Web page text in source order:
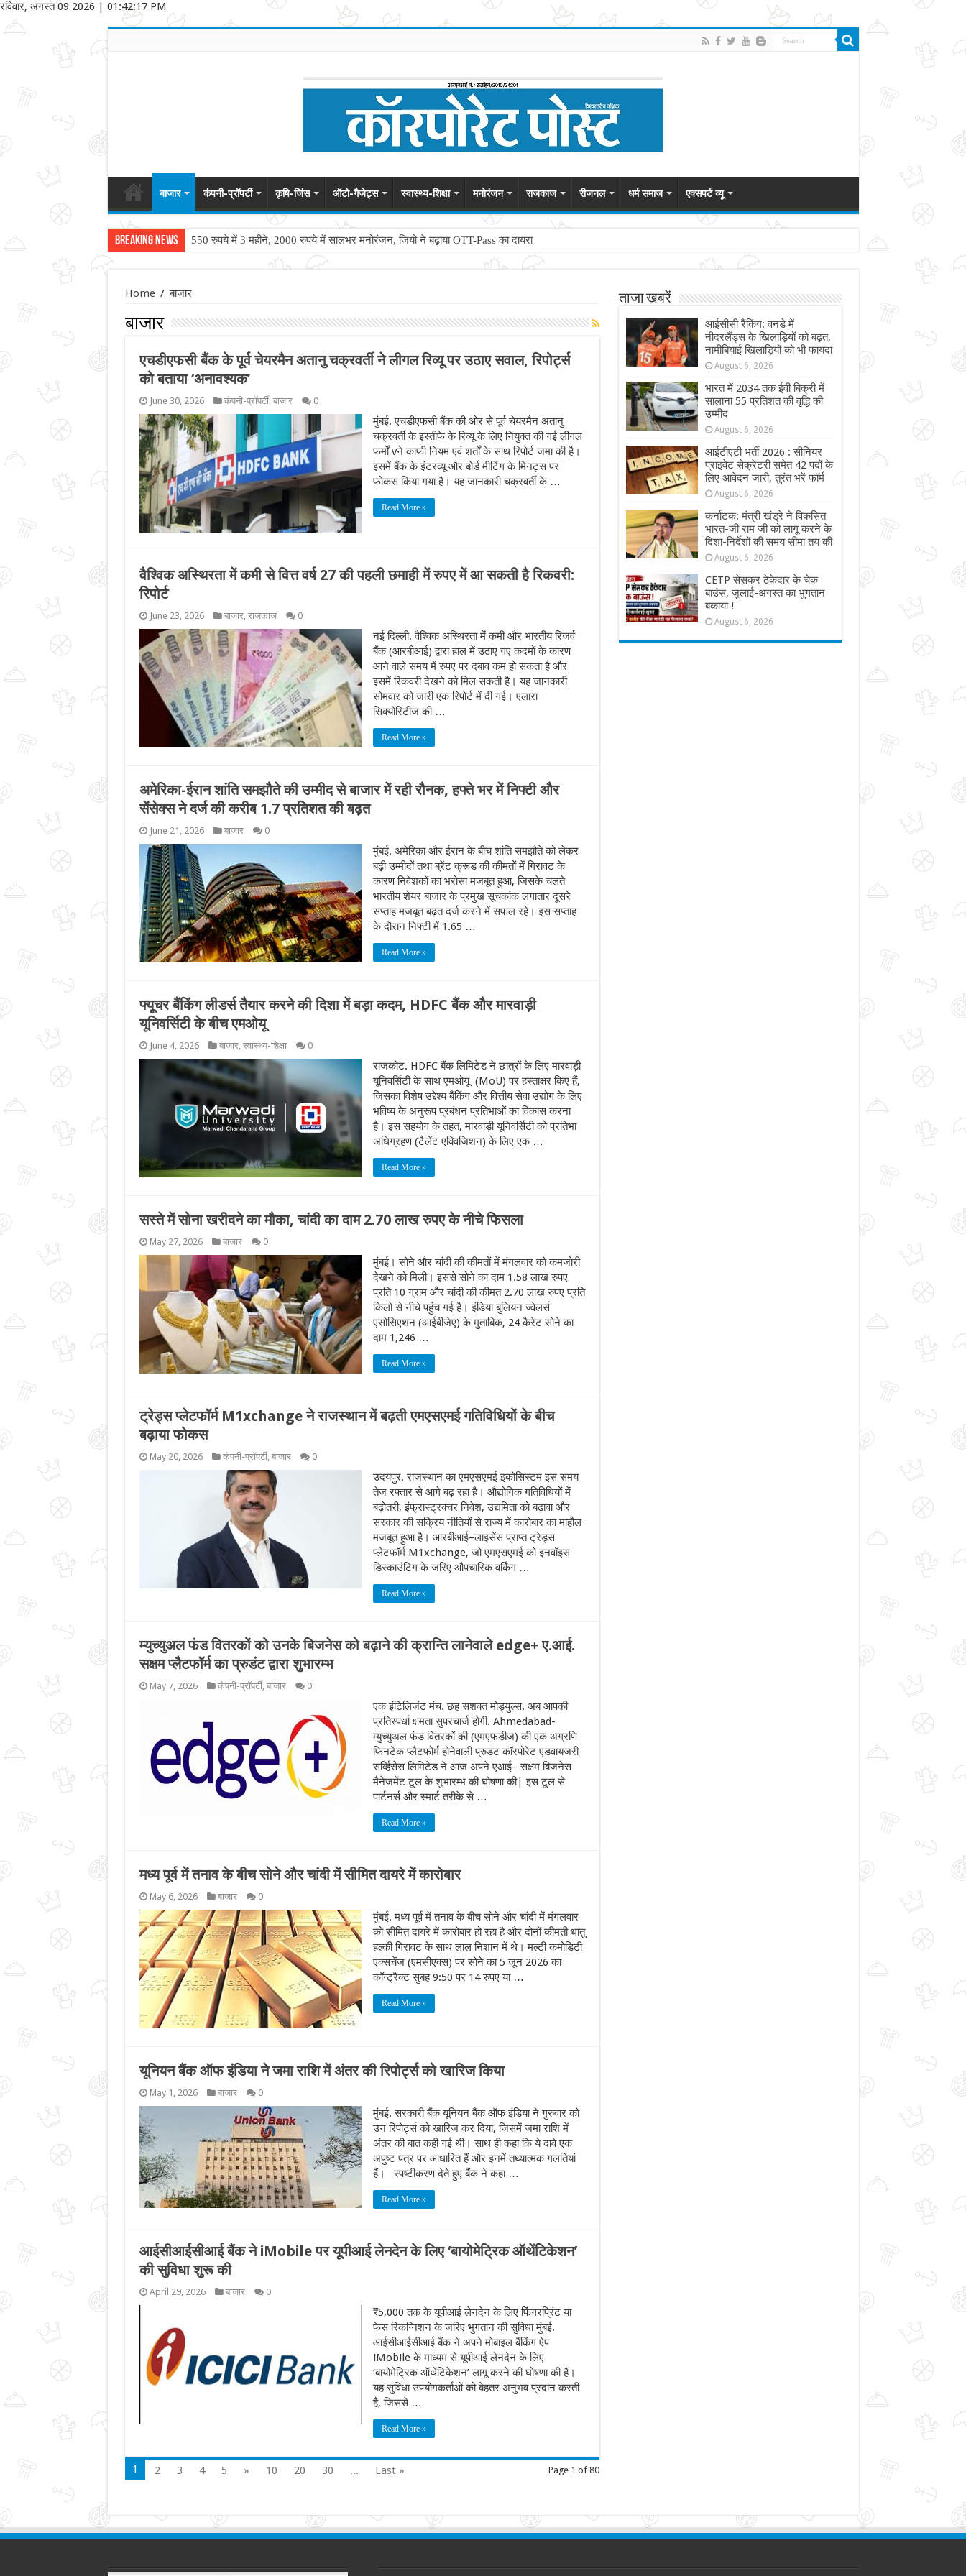
रविवार, अगस्त 09 2026 | 01:42:17 PM
बाजार कंपनी-प्रॉपर्टी कृषि-जिंस ऑटो-गैजेट्स स्वास्थ्य-शिक्षा मनोरंजन राजकाज रीजनल धर्म समाज एक्सपर्ट व्यू
Breaking News 550 रुपये में 3 महीने, 2000 रुपये में सालभर मनोरंजन, जियो ने बढ़ाया OTT-Pass का दायरा
Home / बाजार
बाजार
एचडीएफसी बैंक के पूर्व चेयरमैन अतानु चक्रवर्ती ने लीगल रिव्यू पर उठाए सवाल, रिपोर्ट्स
को बताया ‘अनावश्यक’
June 30, 2026 कंपनी-प्रॉपर्टी, बाजार 0
मुंबई. एचडीएफसी बैंक की ओर से पूर्व चेयरमैन अतानु
चक्रवर्ती के इस्तीफे के रिव्यू के लिए नियुक्त की गई लीगल
फर्मों vने काफी नियम एवं शर्तों के साथ रिपोर्ट जमा की है।
इसमें बैंक के इंटरव्यू और बोर्ड मीटिंग के मिनट्स पर
फोकस किया गया है। यह जानकारी चक्रवर्ती के …
Read More »
वैश्विक अस्थिरता में कमी से वित्त वर्ष 27 की पहली छमाही में रुपए में आ सकती है रिकवरी:
रिपोर्ट
June 23, 2026 बाजार, राजकाज 0
नई दिल्ली. वैश्विक अस्थिरता में कमी और भारतीय रिजर्व
बैंक (आरबीआई) द्वारा हाल में उठाए गए कदमों के कारण
आने वाले समय में रुपए पर दबाव कम हो सकता है और
इसमें रिकवरी देखने को मिल सकती है। यह जानकारी
सोमवार को जारी एक रिपोर्ट में दी गई। एलारा
सिक्योरिटीज की …
Read More »
अमेरिका-ईरान शांति समझौते की उम्मीद से बाजार में रही रौनक, हफ्ते भर में निफ्टी और
सेंसेक्स ने दर्ज की करीब 1.7 प्रतिशत की बढ़त
June 21, 2026 बाजार 0
मुंबई. अमेरिका और ईरान के बीच शांति समझौते को लेकर
बढ़ी उम्मीदों तथा ब्रेंट क्रूड की कीमतों में गिरावट के
कारण निवेशकों का भरोसा मजबूत हुआ, जिसके चलते
भारतीय शेयर बाजार के प्रमुख सूचकांक लगातार दूसरे
सप्ताह मजबूत बढ़त दर्ज करने में सफल रहे। इस सप्ताह
के दौरान निफ्टी में 1.65 …
Read More »
फ्यूचर बैंकिंग लीडर्स तैयार करने की दिशा में बड़ा कदम, HDFC बैंक और मारवाड़ी
यूनिवर्सिटी के बीच एमओयू
June 4, 2026 बाजार, स्वास्थ्य-शिक्षा 0
राजकोट. HDFC बैंक लिमिटेड ने छात्रों के लिए मारवाड़ी
यूनिवर्सिटी के साथ एमओयू (MoU) पर हस्ताक्षर किए हैं,
जिसका विशेष उद्देश्य बैंकिंग और वित्तीय सेवा उद्योग के लिए
भविष्य के अनुरूप प्रबंधन प्रतिभाओं का विकास करना
है। इस सहयोग के तहत, मारवाड़ी यूनिवर्सिटी को प्रतिभा
अधिग्रहण (टैलेंट एक्विजिशन) के लिए एक …
Read More »
सस्ते में सोना खरीदने का मौका, चांदी का दाम 2.70 लाख रुपए के नीचे फिसला
May 27, 2026 बाजार 0
मुंबई। सोने और चांदी की कीमतों में मंगलवार को कमजोरी
देखने को मिली। इससे सोने का दाम 1.58 लाख रुपए
प्रति 10 ग्राम और चांदी की कीमत 2.70 लाख रुपए प्रति
किलो से नीचे पहुंच गई है। इंडिया बुलियन ज्वेलर्स
एसोसिएशन (आईबीजेए) के मुताबिक, 24 कैरेट सोने का
दाम 1,246 …
Read More »
ट्रेड्स प्लेटफॉर्म M1xchange ने राजस्थान में बढ़ती एमएसएमई गतिविधियों के बीच
बढ़ाया फोकस
May 20, 2026 कंपनी-प्रॉपर्टी, बाजार 0
उदयपुर. राजस्थान का एमएसएमई इकोसिस्टम इस समय
तेज रफ्तार से आगे बढ़ रहा है। औद्योगिक गतिविधियों में
बढ़ोतरी, इंफ्रास्ट्रक्चर निवेश, उद्यमिता को बढ़ावा और
सरकार की सक्रिय नीतियों से राज्य में कारोबार का माहौल
मजबूत हुआ है। आरबीआई–लाइसेंस प्राप्त ट्रेड्स
प्लेटफॉर्म M1xchange, जो एमएसएमई को इनवॉइस
डिस्काउंटिंग के जरिए औपचारिक वर्किंग …
Read More »
म्युच्युअल फंड वितरकों को उनके बिजनेस को बढ़ाने की क्रान्ति लानेवाले edge+ ए.आई.
सक्षम प्लैटफॉर्म का प्रुडंट द्वारा शुभारम्भ
May 7, 2026 कंपनी-प्रॉपर्टी, बाजार 0
एक इंटिलिजंट मंच. छह सशक्त मोड्युल्स. अब आपकी
प्रतिस्पर्धा क्षमता सुपरचार्ज होगी. Ahmedabad-
म्युच्युअल फंड वितरकों की (एमएफडीज) की एक अग्रणि
फिनटेक प्लैटफोर्म होनेवाली प्रुडंट कॉरपोरेट एडवायजरी
सर्व्हिसेस लिमिटेड ने आज अपने एआई– सक्षम बिजनेस
मैनेजमेंट टूल के शुभारम्भ की घोषणा की| इस टूल से
पार्टनर्स और स्मार्ट तरीके से …
Read More »
मध्य पूर्व में तनाव के बीच सोने और चांदी में सीमित दायरे में कारोबार
May 6, 2026 बाजार 0
मुंबई. मध्य पूर्व में तनाव के बीच सोने और चांदी में मंगलवार
को सीमित दायरे में कारोबार हो रहा है और दोनों कीमती धातु
हल्की गिरावट के साथ लाल निशान में थे। मल्टी कमोडिटी
एक्सचेंज (एमसीएक्स) पर सोने का 5 जून 2026 का
कॉन्ट्रैक्ट सुबह 9:50 पर 14 रुपए या …
Read More »
यूनियन बैंक ऑफ इंडिया ने जमा राशि में अंतर की रिपोर्ट्स को खारिज किया
May 1, 2026 बाजार 0
मुंबई. सरकारी बैंक यूनियन बैंक ऑफ इंडिया ने गुरुवार को
उन रिपोर्ट्स को खारिज कर दिया, जिसमें जमा राशि में
अंतर की बात कही गई थी। साथ ही कहा कि ये दावे एक
अपुष्ट पत्र पर आधारित हैं और इनमें तथ्यात्मक गलतियां
हैं। स्पष्टीकरण देते हुए बैंक ने कहा …
Read More »
आईसीआईसीआई बैंक ने iMobile पर यूपीआई लेनदेन के लिए ‘बायोमेट्रिक ऑथेंटिकेशन’
की सुविधा शुरू की
April 29, 2026 बाजार 0
₹5,000 तक के यूपीआई लेनदेन के लिए फिंगरप्रिंट या
फेस रिकग्निशन के जरिए भुगतान की सुविधा मुंबई.
आईसीआईसीआई बैंक ने अपने मोबाइल बैंकिंग ऐप
iMobile के माध्यम से यूपीआई लेनदेन के लिए
‘बायोमेट्रिक ऑथेंटिकेशन’ लागू करने की घोषणा की है।
यह सुविधा उपयोगकर्ताओं को बेहतर अनुभव प्रदान करती
है, जिससे …
Read More »
Page 1 of 80
1 2 3 4 5 » 10 20 30 ... Last »
ताजा खबरें
आईसीसी रैंकिंग: वनडे में
नीदरलैंड्स के खिलाड़ियों को बढ़त,
नामीबियाई खिलाड़ियों को भी फायदा
August 6, 2026
भारत में 2034 तक ईवी बिक्री में
सालाना 55 प्रतिशत की वृद्धि की
उम्मीद
August 6, 2026
आईटीएटी भर्ती 2026 : सीनियर
प्राइवेट सेक्रेटरी समेत 42 पदों के
लिए आवेदन जारी, तुरंत भरें फॉर्म
August 6, 2026
कर्नाटक: मंत्री खंड्रे ने विकसित
भारत-जी राम जी को लागू करने के
दिशा-निर्देशों की समय सीमा तय की
August 6, 2026
CETP सेसकर ठेकेदार के चेक
बाउंस, जुलाई-अगस्त का भुगतान
बकाया !
August 6, 2026